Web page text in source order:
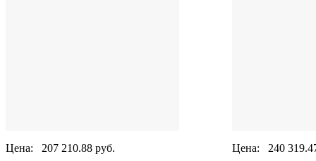
Цена: 207 210.88 руб. Цена: 240